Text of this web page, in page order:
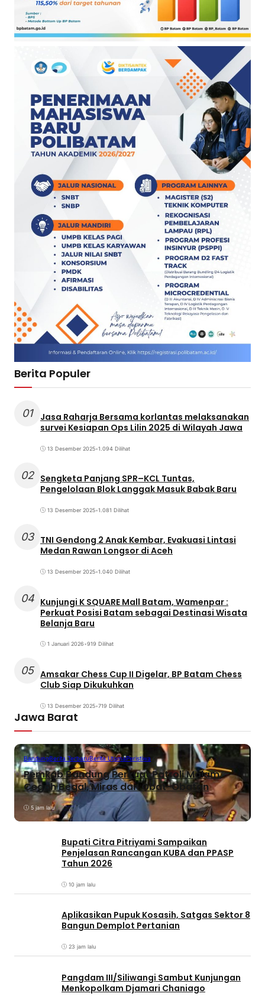
Berita Populer
01
Jasa Raharja Bersama korlantas melaksanakan
survei Kesiapan Ops Lilin 2025 di Wilayah Jawa
13 Desember 2025•1.094 Dilihat
02 Sengketa Panjang SPR–KCL Tuntas,
Pengelolaan Blok Langgak Masuk Babak Baru
13 Desember 2025•1.081 Dilihat
03 TNI Gendong 2 Anak Kembar, Evakuasi Lintasi
Medan Rawan Longsor di Aceh
13 Desember 2025•1.040 Dilihat
04 Kunjungi K SQUARE Mall Batam, Wamenpar :
Perkuat Posisi Batam sebagai Destinasi Wisata
Belanja Baru
1 Januari 2026•919 Dilihat
05 Amsakar Chess Cup II Digelar, BP Batam Chess
Club Siap Dikukuhkan
13 Desember 2025•719 Dilihat
Jawa Barat
BandungBerita TerbaruBerita UtamaPeristiwa
Pemkab Bandung Perkuat Patroli Malam,
Cegah Begal, Miras dan Obat-Obatan
5 jam lalu
Bupati Citra Pitriyami Sampaikan
Penjelasan Rancangan KUBA dan PPASP
Tahun 2026
10 jam lalu
Aplikasikan Pupuk Kosasih, Satgas Sektor 8
Bangun Demplot Pertanian
23 jam lalu
Pangdam III/Siliwangi Sambut Kunjungan
Menkopolkam Djamari Chaniago